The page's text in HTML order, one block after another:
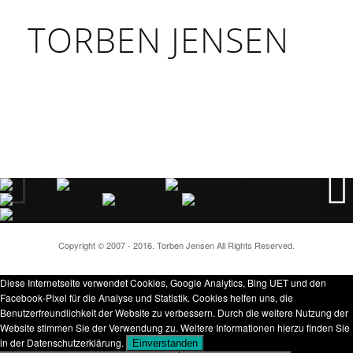
TORBEN JENSEN
Copyright © 2007 - 2016. Torben Jensen All Rights Reserved.
Diese Internetseite verwendet Cookies, Google Analytics, Bing UET und den
Facebook-Pixel für die Analyse und Statistik. Cookies helfen uns, die
Benutzerfreundlichkeit der Website zu verbessern. Durch die weitere Nutzung der
Website stimmen Sie der Verwendung zu. Weitere Informationen hierzu finden Sie
in der Datenschutzerklärung.
Einverstanden